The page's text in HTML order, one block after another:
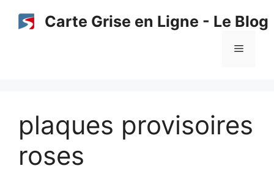
Carte Grise en Ligne - Le Blog
Menu
plaques provisoires
roses